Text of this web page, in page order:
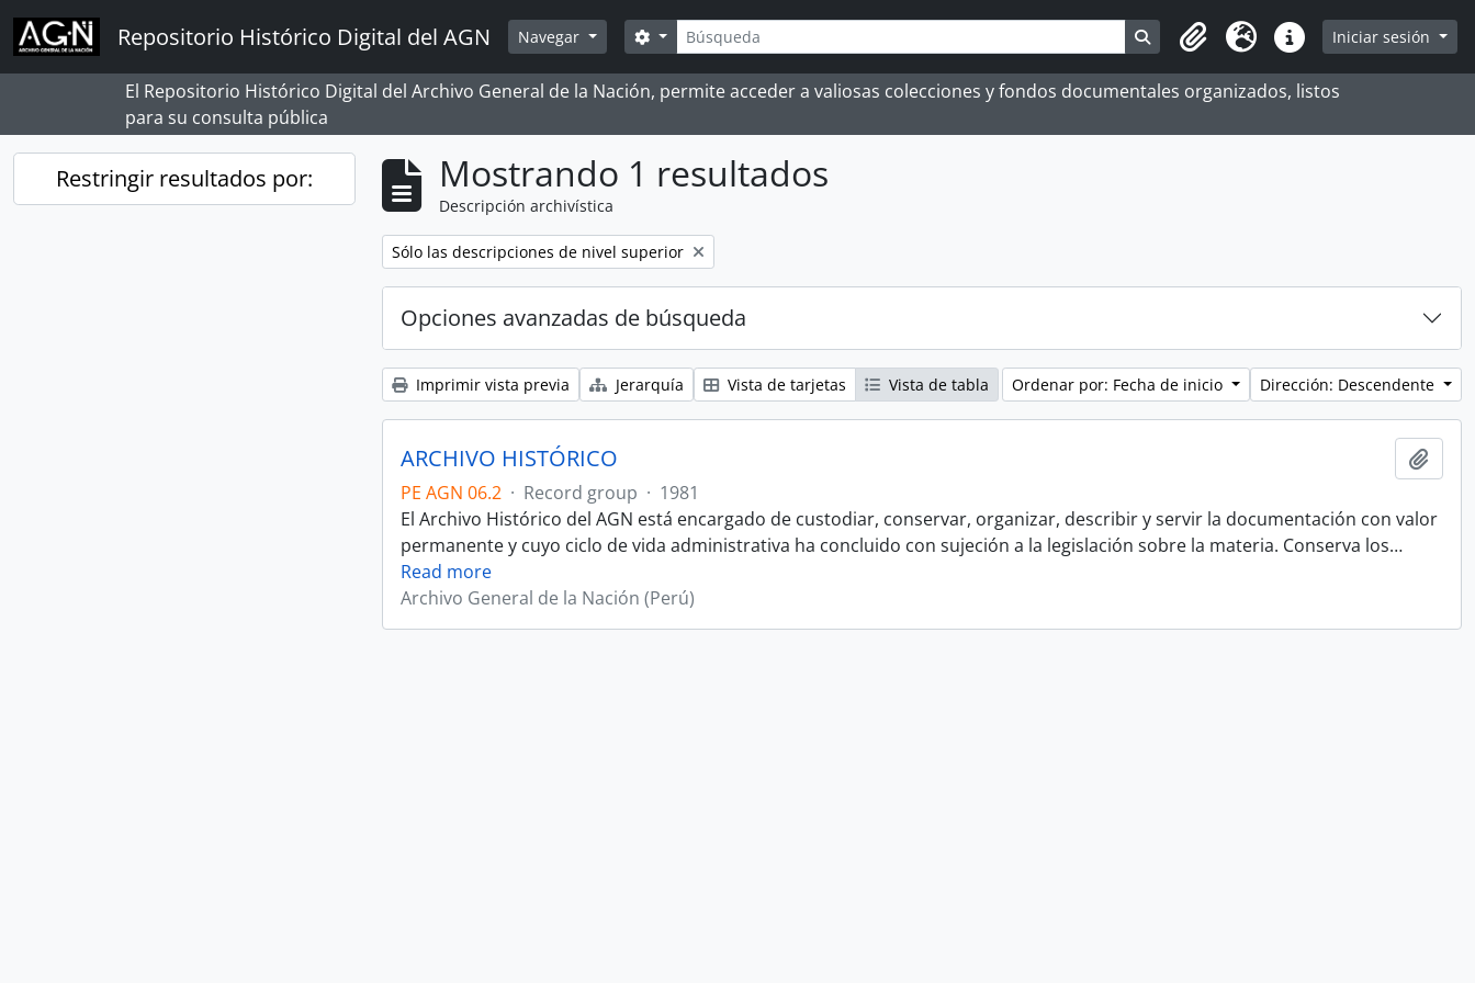
Skip to main content
Repositorio Histórico Digital del AGN Navegar Búsqueda
Search options Search in browse page
Portapapeles
Idioma Enlaces rápidos
Iniciar sesión
El Repositorio Histórico Digital del Archivo General de la Nación, permite acceder a valiosas colecciones y fondos documentales organizados, listos
para su consulta pública
Restringir resultados por: Mostrando 1 resultados
Descripción archivística
Remove filter:
Sólo las descripciones de nivel superior
Opciones avanzadas de búsqueda
Imprimir vista previa Jerarquía Vista de tarjetas Vista de tabla Ordenar por: Fecha de inicio Dirección: Descendente
ARCHIVO HISTÓRICO
PE AGN 06.2 · Record group · 1981
El Archivo Histórico del AGN está encargado de custodiar, conservar, organizar, describir y servir la documentación con valor
permanente y cuyo ciclo de vida administrativa ha concluido con sujeción a la legislación sobre la materia. Conserva los…
Read more
Archivo General de la Nación (Perú)